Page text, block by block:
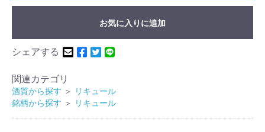
お気に入りに追加
シェアする
関連カテゴリ
酒質から探す ＞ リキュール
銘柄から探す ＞ リキュール